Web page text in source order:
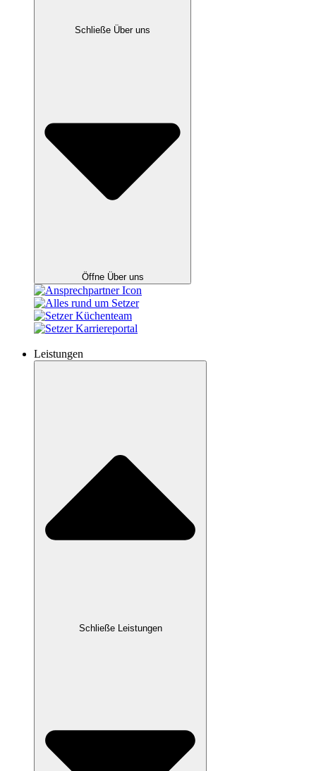
Schließe Über uns
Öffne Über uns
Leistungen
Schließe Leistungen